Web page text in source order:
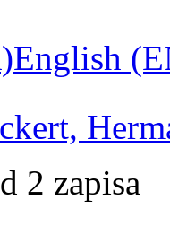
English
2 zapisa